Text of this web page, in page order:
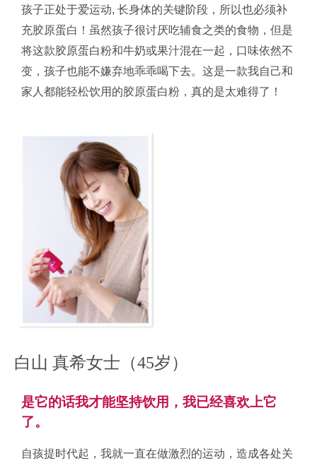
孩子正处于爱运动, 长身体的关键阶段，所以也必须补
充胶原蛋白！虽然孩子很讨厌吃辅食之类的食物，但是
将这款胶原蛋白粉和牛奶或果汁混在一起，口味依然不
变，孩子也能不嫌弃地乖乖喝下去。这是一款我自己和
家人都能轻松饮用的胶原蛋白粉，真的是太难得了！
白山 真希女士（45岁）
是它的话我才能坚持饮用，我已经喜欢上它
了。
自孩提时代起，我就一直在做激烈的运动，造成各处关